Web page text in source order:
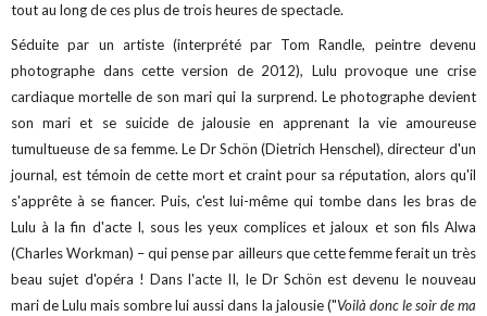
tout au long de ces plus de trois heures de spectacle.
Séduite par un artiste (interprété par Tom Randle, peintre devenu
photographe dans cette version de 2012), Lulu provoque une crise
cardiaque mortelle de son mari qui la surprend. Le photographe devient
son mari et se suicide de jalousie en apprenant la vie amoureuse
tumultueuse de sa femme. Le Dr Schön (Dietrich Henschel), directeur d'un
journal, est témoin de cette mort et craint pour sa réputation, alors qu'il
s'apprête à se fiancer. Puis, c'est lui-même qui tombe dans les bras de
Lulu à la fin d'acte I, sous les yeux complices et jaloux et son fils Alwa
(Charles Workman) – qui pense par ailleurs que cette femme ferait un très
beau sujet d'opéra ! Dans l'acte II, le Dr Schön est devenu le nouveau
mari de Lulu mais sombre lui aussi dans la jalousie ("Voilà donc le soir de ma